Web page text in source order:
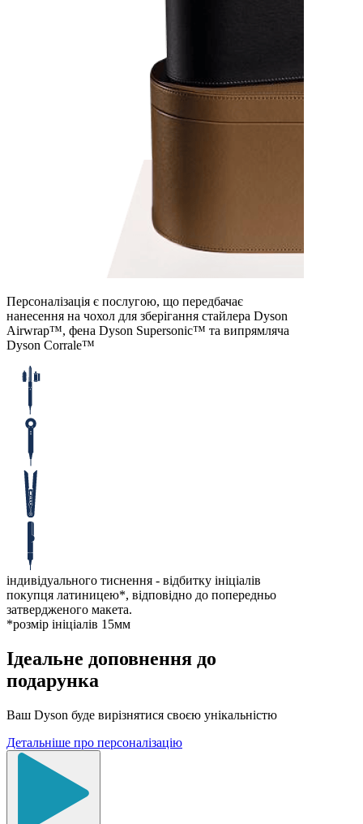
Персоналізація є послугою, що передбачає
нанесення на чохол для зберігання стайлера Dyson
Airwrap™, фена Dyson Supersonic™ та випрямляча
Dyson Corralе™
індивідуального тиснення - відбитку ініціалів
покупця латиницею*, відповідно до попередньо
затвердженого макета.
*розмір ініціалів 15мм
Ідеальне доповнення до
подарунка
Ваш Dyson буде вирізнятися своєю унікальністю
Детальніше про персоналізацію